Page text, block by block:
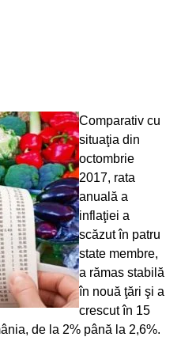
Comparativ cu
situaţia din
octombrie
2017, rata
anuală a
inflaţiei a
scăzut în patru
state membre,
a rămas stabilă
în nouă ţări şi a
crescut în 15
de la 2% până la 2,6%.